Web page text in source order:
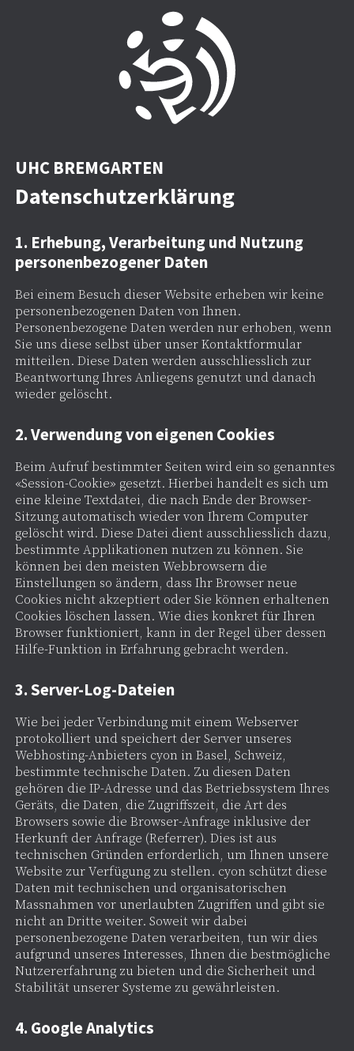
UHC BREMGARTEN
Datenschutzerklärung
1. Erhebung, Verarbeitung und Nutzung
personenbezogener Daten
Bei einem Besuch dieser Website erheben wir keine
personenbezogenen Daten von Ihnen.
Personenbezogene Daten werden nur erhoben, wenn
Sie uns diese selbst über unser Kontaktformular
mitteilen. Diese Daten werden ausschliesslich zur
Beantwortung Ihres Anliegens genutzt und danach
wieder gelöscht.
2. Verwendung von eigenen Cookies
Beim Aufruf bestimmter Seiten wird ein so genanntes
«Session-Cookie» gesetzt. Hierbei handelt es sich um
eine kleine Textdatei, die nach Ende der Browser-
Sitzung automatisch wieder von Ihrem Computer
gelöscht wird. Diese Datei dient ausschliesslich dazu,
bestimmte Applikationen nutzen zu können. Sie
können bei den meisten Webbrowsern die
Einstellungen so ändern, dass Ihr Browser neue
Cookies nicht akzeptiert oder Sie können erhaltenen
Cookies löschen lassen. Wie dies konkret für Ihren
Browser funktioniert, kann in der Regel über dessen
Hilfe-Funktion in Erfahrung gebracht werden.
3. Server-Log-Dateien
Wie bei jeder Verbindung mit einem Webserver
protokolliert und speichert der Server unseres
Webhosting-Anbieters cyon in Basel, Schweiz,
bestimmte technische Daten. Zu diesen Daten
gehören die IP-Adresse und das Betriebssystem Ihres
Geräts, die Daten, die Zugriffszeit, die Art des
Browsers sowie die Browser-Anfrage inklusive der
Herkunft der Anfrage (Referrer). Dies ist aus
technischen Gründen erforderlich, um Ihnen unsere
Website zur Verfügung zu stellen. cyon schützt diese
Daten mit technischen und organisatorischen
Massnahmen vor unerlaubten Zugriffen und gibt sie
nicht an Dritte weiter. Soweit wir dabei
personenbezogene Daten verarbeiten, tun wir dies
aufgrund unseres Interesses, Ihnen die bestmögliche
Nutzererfahrung zu bieten und die Sicherheit und
Stabilität unserer Systeme zu gewährleisten.
4. Google Analytics